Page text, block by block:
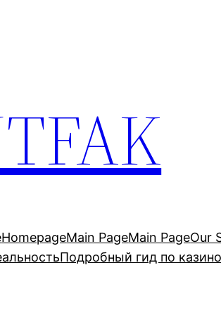
HomepageMain PageMain PageOur
Подробный гид по